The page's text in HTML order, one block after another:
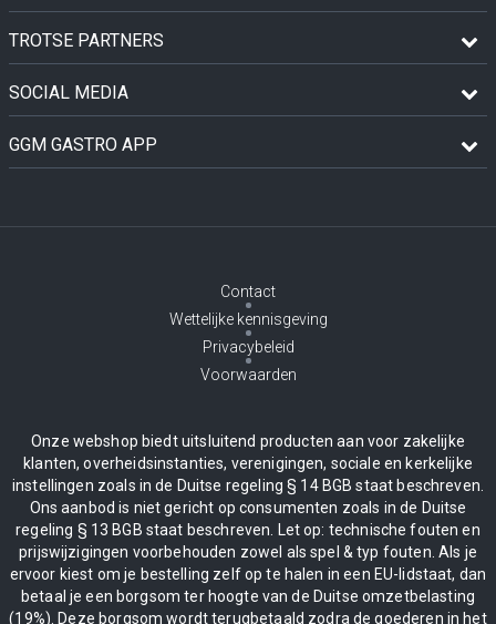
TROTSE PARTNERS
SOCIAL MEDIA
GGM GASTRO APP
Contact
Wettelijke kennisgeving
Privacybeleid
Voorwaarden
Onze webshop biedt uitsluitend producten aan voor zakelijke
klanten, overheidsinstanties, verenigingen, sociale en kerkelijke
instellingen zoals in de Duitse regeling § 14 BGB staat beschreven.
Ons aanbod is niet gericht op consumenten zoals in de Duitse
regeling § 13 BGB staat beschreven. Let op: technische fouten en
prijswijzigingen voorbehouden zowel als spel & typ fouten. Als je
ervoor kiest om je bestelling zelf op te halen in een EU-lidstaat, dan
betaal je een borgsom ter hoogte van de Duitse omzetbelasting
(19%). Deze borgsom wordt terugbetaald zodra de goederen in het